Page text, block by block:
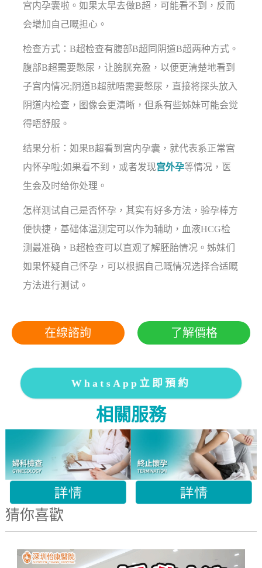
宫内孕囊啦。如果太早去做B超，可能看不到，反而
会增加自己嘅担心。
检查方式：B超检查有腹部B超同阴道B超两种方式。
腹部B超需要憋尿，让膀胱充盈，以便更清楚地看到
子宫内情况;阴道B超就唔需要憋尿，直接将探头放入
阴道内检查，图像会更清晰，但系有些姊妹可能会觉
得唔舒服。
结果分析：如果B超看到宫内孕囊，就代表系正常宫
内怀孕啦;如果看不到，或者发现宫外孕等情况，医
生会及时给你处理。
怎样测试自己是否怀孕，其实有好多方法，验孕棒方
便快捷，基础体温测定可以作为辅助，血液HCG检
测最准确，B超检查可以直观了解胚胎情况。姊妹们
如果怀疑自己怀孕，可以根据自己嘅情况选择合适嘅
方法进行测试。
在線諮詢 了解價格
WhatsApp立即預約
相關服務
猜你喜歡